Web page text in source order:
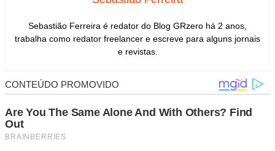
Sebastião Ferreira é redator do Blog GRzero há 2 anos,
trabalha como redator freelancer e escreve para alguns jornais
e revistas.